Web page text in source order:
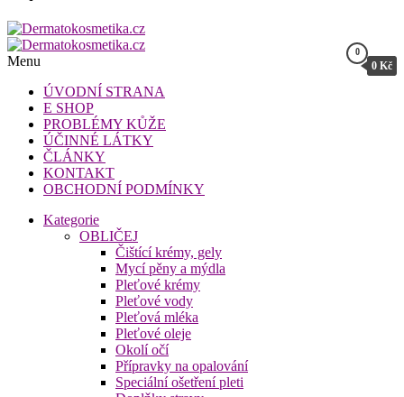
Přeskočit
na
obsah
Dermatokosmetika.cz
0
0 Kč
Menu
ÚVODNÍ STRANA
E SHOP
PROBLÉMY KŮŽE
ÚČINNÉ LÁTKY
ČLÁNKY
KONTAKT
OBCHODNÍ PODMÍNKY
Kategorie
OBLIČEJ
Čištící krémy, gely
Mycí pěny a mýdla
Pleťové krémy
Pleťové vody
Pleťová mléka
Pleťové oleje
Okolí očí
Přípravky na opalování
Speciální ošetření pleti